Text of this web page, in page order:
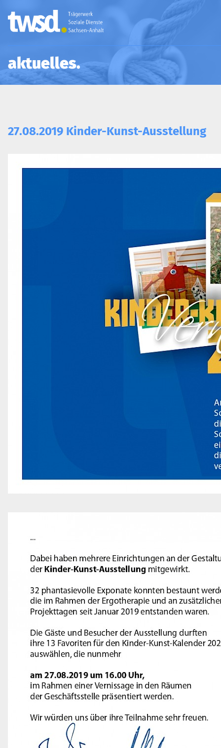
aktuelles
27.08.2019 Kinder-Kunst-Ausstellung